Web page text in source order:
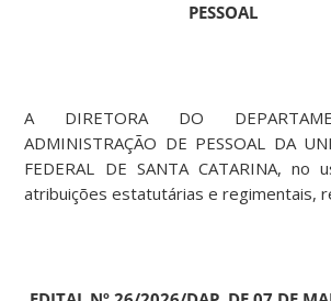
PESSOAL
A DIRETORA DO
ADMINISTRAÇÃO DE PESSOAL DA
FEDERAL DE SANTA CATARINA, no
atribuições estatutárias e regimentais,